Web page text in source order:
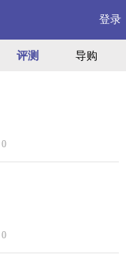
登录
评测 导购
0
0